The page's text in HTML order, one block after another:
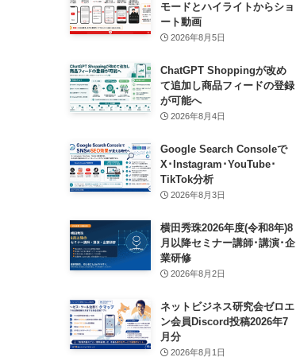
モードとハイライトからショ
ート動画
2026年8月5日
ChatGPT Shoppingが改め
て追加し商品フィードの登録
が可能へ
2026年8月4日
Google Search Consoleで
X･Instagram･YouTube･
TikTok分析
2026年8月3日
横田秀珠2026年度(令和8年)8
月以降セミナー講師･講演･企
業研修
2026年8月2日
ネットビジネス研究会ゼロエ
ン会員Discord投稿2026年7
月分
2026年8月1日